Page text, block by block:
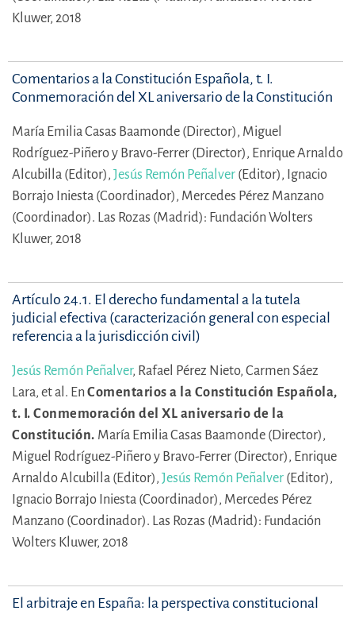
Kluwer, 2018
Comentarios a la Constitución Española, t. I.
Conmemoración del XL aniversario de la Constitución
María Emilia Casas Baamonde (Director), Miguel
Rodríguez-Piñero y Bravo-Ferrer (Director), Enrique Arnaldo
Alcubilla (Editor), Jesús Remón Peñalver (Editor), Ignacio
Borrajo Iniesta (Coordinador), Mercedes Pérez Manzano
(Coordinador). Las Rozas (Madrid): Fundación Wolters
Kluwer, 2018
Artículo 24.1. El derecho fundamental a la tutela
judicial efectiva (caracterización general con especial
referencia a la jurisdicción civil)
Jesús Remón Peñalver, Rafael Pérez Nieto, Carmen Sáez
Lara, et al. En Comentarios a la Constitución Española,
t. I. Conmemoración del XL aniversario de la
Constitución. María Emilia Casas Baamonde (Director),
Miguel Rodríguez-Piñero y Bravo-Ferrer (Director), Enrique
Arnaldo Alcubilla (Editor), Jesús Remón Peñalver (Editor),
Ignacio Borrajo Iniesta (Coordinador), Mercedes Pérez
Manzano (Coordinador). Las Rozas (Madrid): Fundación
Wolters Kluwer, 2018
El arbitraje en España: la perspectiva constitucional